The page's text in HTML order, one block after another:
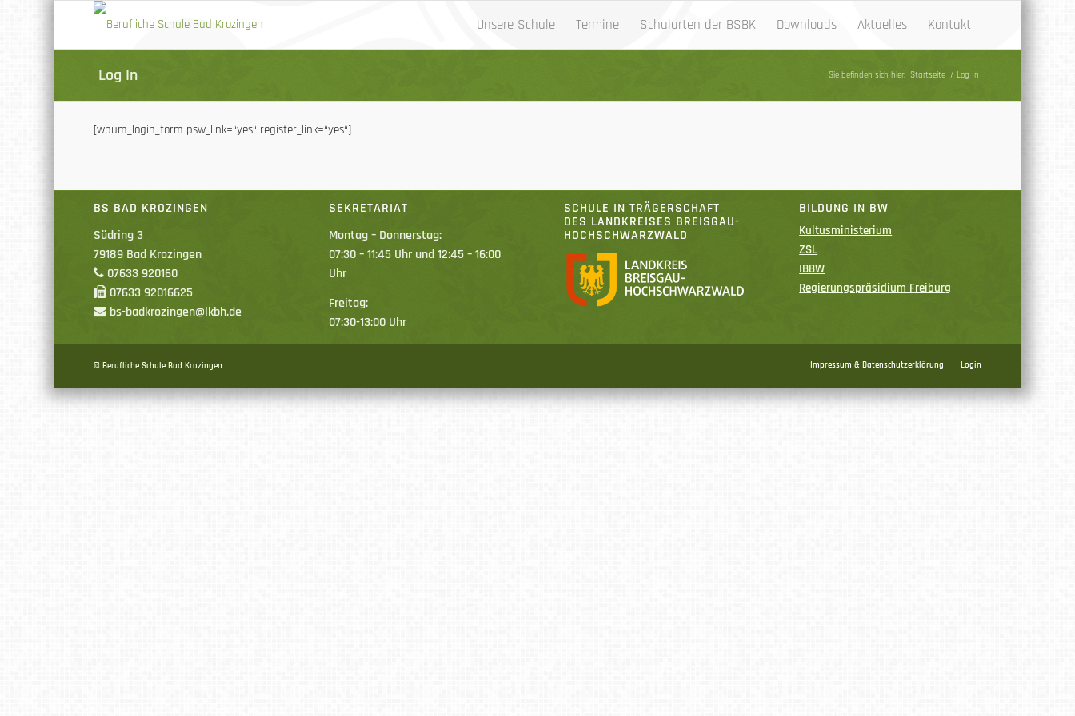
Unsere Schule Termine Schularten der BSBK Downloads Aktuelles Kontakt
Log In Sie befinden sich hier: Startseite / Log In
[wpum_login_form psw_link=“yes“ register_link=“yes“]
BS BAD KROZINGEN
Südring 3
79189 Bad Krozingen
07633 920160
07633 92016625
bs-badkrozingen@lkbh.de
SEKRETARIAT
Montag – Donnerstag:
07:30 – 11:45 Uhr und 12:45 – 16:00
Uhr
Freitag:
07:30-13:00 Uhr
SCHULE IN TRÄGERSCHAFT
DES LANDKREISES BREISGAU-
HOCHSCHWARZWALD
BILDUNG IN BW
Kultusministerium
ZSL
IBBW
Regierungspräsidium Freiburg
© Berufliche Schule Bad Krozingen Impressum & Datenschutzerklärung Login